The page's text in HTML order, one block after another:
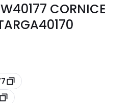
CORNICE